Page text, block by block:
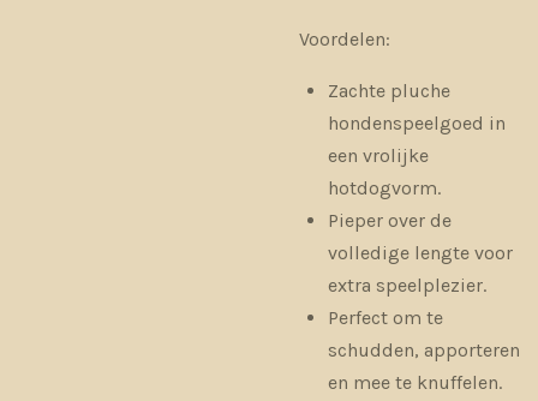
Voordelen:
Zachte pluche
hondenspeelgoed in
een vrolijke
hotdogvorm.
Pieper over de
volledige lengte voor
extra speelplezier.
Perfect om te
schudden, apporteren
en mee te knuffelen.